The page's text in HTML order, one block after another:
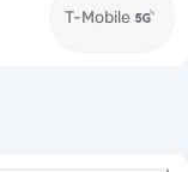
T-Mobile